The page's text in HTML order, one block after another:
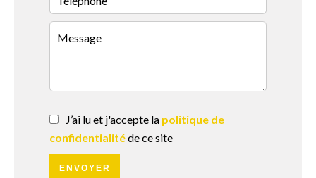
J’ai lu et j'accepte la politique de
confidentialitéde ce site
ENVOYER